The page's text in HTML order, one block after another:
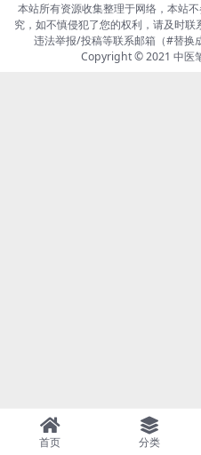
本站所有资源收集整理于网络，本站
究，如不慎侵犯了您的权利，请及时
违法举报/投稿等联系邮箱（#替
Copyright © 2021 中医
首页 分类